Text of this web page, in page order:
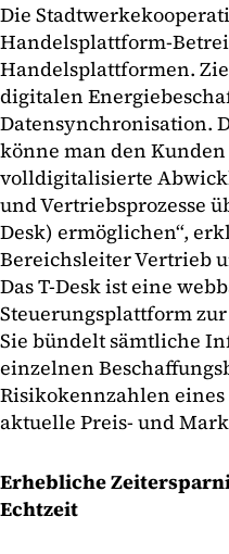
Die
Handelsplattform-
Handelsplattformen.
digitalen
Datensynchronisation.
könne man den
volldigitalisierte
und Vertriebsprozesse
Desk) ermöglichen“,
Bereichsleiter Vertrieb
Das T-Desk ist eine
Steuerungsplattform
Sie bündelt sämtliche
einzelnen
Risikokennzahlen
aktuelle Preis- und
Erhebliche
Echtzeit